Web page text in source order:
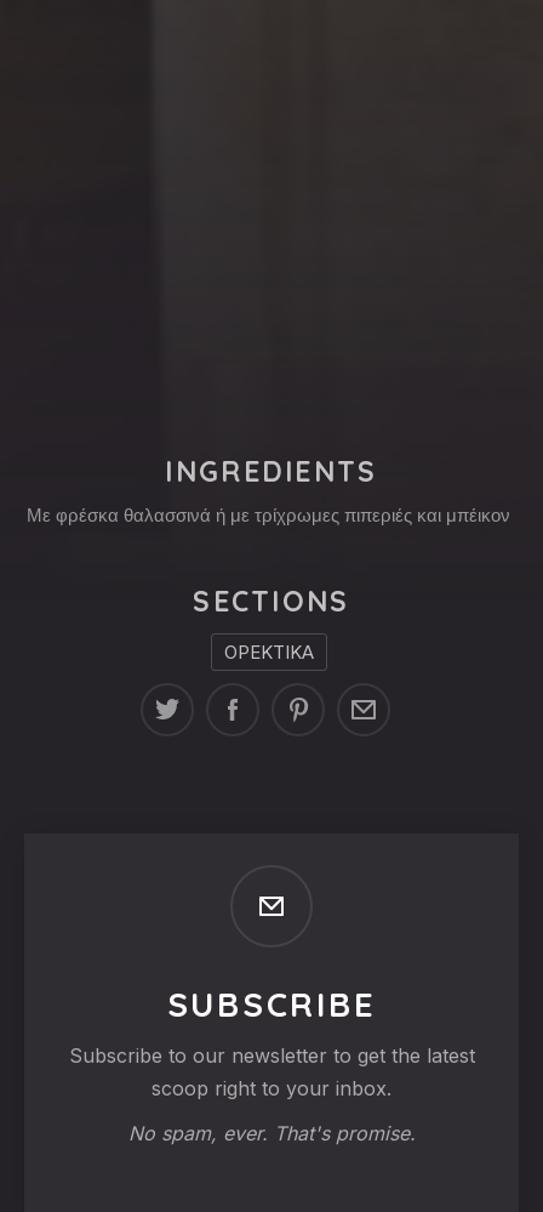
INGREDIENTS
Με φρέσκα θαλασσινά ή με τρίχρωμες πιπεριές και μπέικον
SECTIONS
ΟΡΕΚΤΙΚΑ
SUBSCRIBE
Subscribe to our newsletter to get the latest
scoop right to your inbox.
No spam, ever. That's promise.